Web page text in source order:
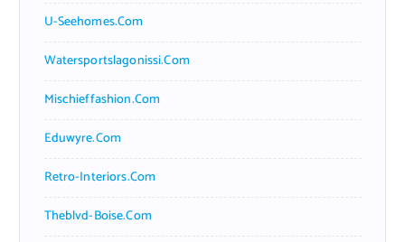
U-Seehomes.com
Watersportslagonissi.com
Mischieffashion.com
Eduwyre.com
Retro-Interiors.com
Theblvd-Boise.com